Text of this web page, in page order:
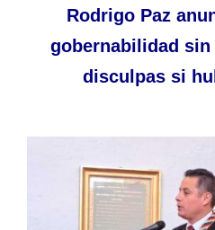
Rodrigo Paz
gobernabilidad sin
disculpas si